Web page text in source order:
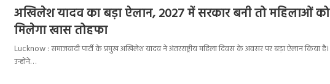
अखिलेश यादव का बड़ा ऐलान, 2027 में सरकार बनी तो महिलाओं को
मिलेगा खास तोहफा
Lucknow : समाजवादी पार्टी के प्रमुख अखिलेश यादव ने अंतरराष्ट्रीय महिला दिवस के अवसर पर बड़ा ऐलान किया है।
उन्होंने…